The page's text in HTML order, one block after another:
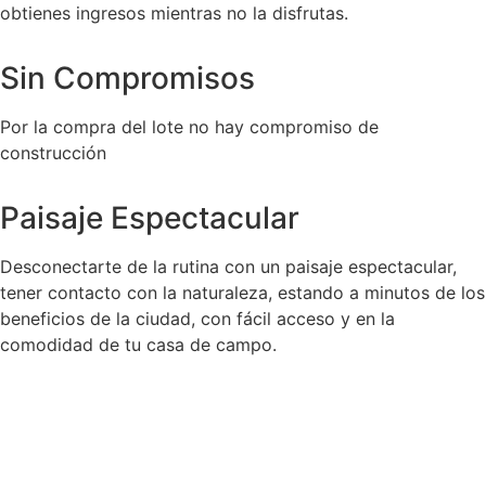
obtienes ingresos mientras no la disfrutas.
Sin Compromisos
Por la compra del lote no hay compromiso de
construcción
Paisaje Espectacular
Desconectarte de la rutina con un paisaje espectacular,
tener contacto con la naturaleza, estando a minutos de los
beneficios de la ciudad, con fácil acceso y en la
comodidad de tu casa de campo.